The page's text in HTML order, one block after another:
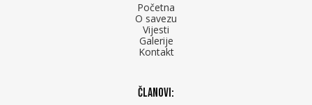
Početna
O savezu
Vijesti
Galerije
Kontakt
Članovi: